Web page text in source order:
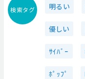
検索タグ 明るい
優しい
ｻｲﾊﾞｰ
ﾎﾟｯﾌﾟ